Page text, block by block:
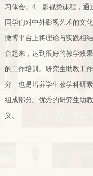
习体会。4、影视类课程，
同学们对中外影视艺术的文
微博平台上将理论与实践相
合起来，达到很好的教学效
的工作培训。研究生助教工
分，也是培养学生教学科研
组成部分。优秀的研究生助
义。